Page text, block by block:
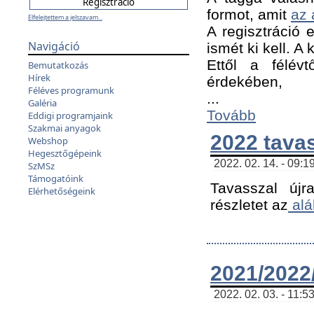
Elfelejtettem a jelszavam...
Navigáció
Bemutatkozás
Hírek
Féléves programunk
Galéria
Eddigi programjaink
Szakmai anyagok
Webshop
Hegesztőgépeink
SzMSz
Támogatóink
Elérhetőségeink
formot, amit az
A regisztráció
ismét ki kell. A
Ettől a
érdekében,
...
Tovább
2022
2022. 02. 14. -
Tavasszal
részletet az
2021/
2022. 02. 03. -